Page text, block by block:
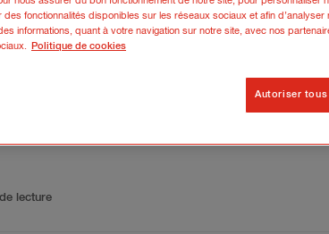
nos conseils pour
de lecture
fonctionnalités disponibles sur les réseaux sociaux et afin d’analyser
informations, quant à votre navigation sur notre site, avec nos
Politique de cookies
Autoriser